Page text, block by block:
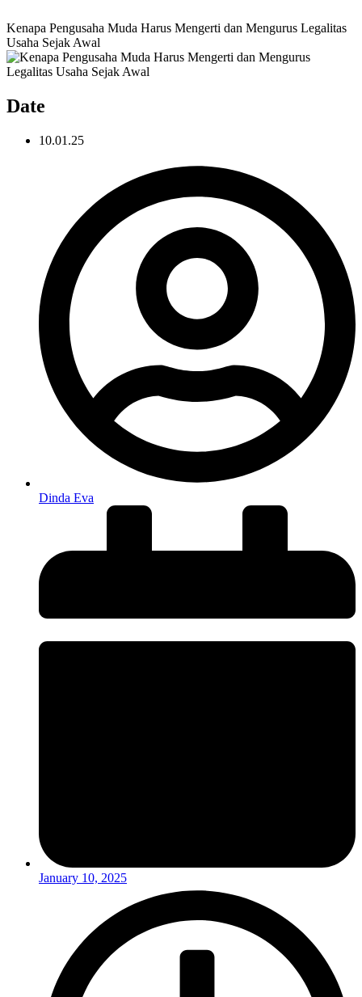
Kenapa Pengusaha Muda Harus Mengerti dan Mengurus Legalitas
Usaha Sejak Awal
Date
10.01.25
Dinda Eva
January 10, 2025